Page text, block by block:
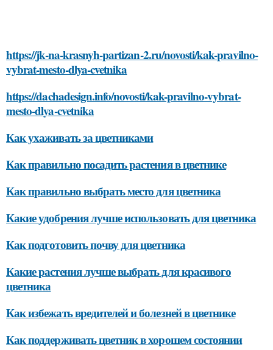
https://jk-na-krasnyh-partizan-2.ru/novosti/kak-pravilno-
vybrat-mesto-dlya-cvetnika
https://dachadesign.info/novosti/kak-pravilno-vybrat-
mesto-dlya-cvetnika
Как ухаживать за цветниками
Как правильно посадить растения в цветнике
Как правильно выбрать место для цветника
Какие удобрения лучше использовать для цветника
Как подготовить почву для цветника
Какие растения лучше выбрать для красивого
цветника
Как избежать вредителей и болезней в цветнике
Как поддерживать цветник в хорошем состоянии